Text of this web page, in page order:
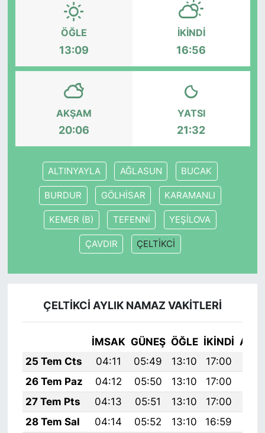
ÖĞLE
13:09
İKINDI
16:56
AKŞAM
20:06
YATSI
21:32
ALTINYAYLA AĞLASUN BUCAK
BURDUR GÖLHİSAR KARAMANLI
KEMER (B) TEFENNİ YEŞİLOVA
ÇAVDIR ÇELTİKCİ
ÇELTİKCİ AYLIK NAMAZ VAKITLERI
İMSAK GÜNEŞ ÖĞLE İKINDI
25 Tem Cts
04:11 05:49 13:10 17:00
26 Tem Paz
04:12 05:50 13:10 17:00
27 Tem Pts
04:13 05:51 13:10 17:00
28 Tem Sal
04:14 05:52 13:10 16:59
FESTİVAL HABERLERİ
FESTİVAL TAKVİMİ
KONGRE HABERLERİ
KONGRE TAKVİMİ
RÖPORTAJLAR